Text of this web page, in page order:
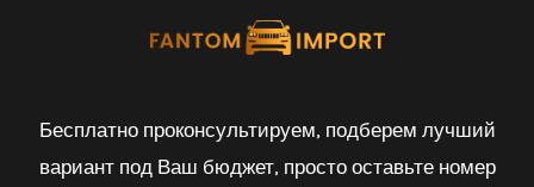
Бесплатно проконсультируем, подберем лучший
вариант под Ваш бюджет, просто оставьте номер